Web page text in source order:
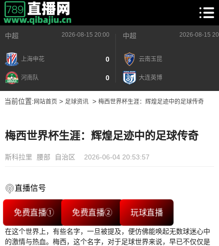
中超 2026-08-15 20:00
上海申花 0
河南队 0
中超 2026-08-15
云南玉昆
大连英博
当前位置: 网站首页> 足球资讯> 梅西世界杯生涯：辉煌足迹中的足球传奇
梅西世界杯生涯：辉煌足迹中的足球传奇
斯科拉里 腰部 自治区 2026-06-04 20:53:57
直播信号
免费直播① 免费直播② 玩球直播
在这个世界上，有些名字，一旦被提及，便仿佛能唤起无数球迷心中
的激情与热血。梅西，这个名字，对于足球世界来说，早已不仅仅是